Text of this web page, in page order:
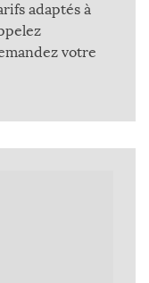
adaptés à
votre